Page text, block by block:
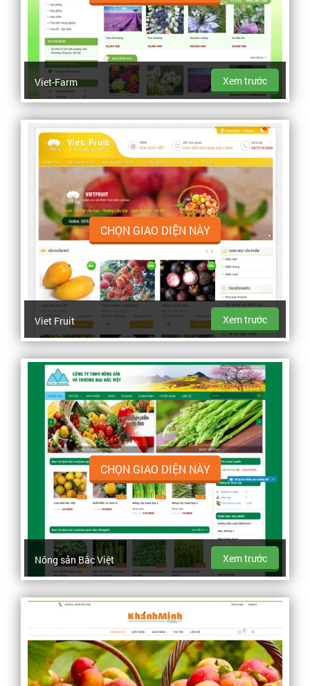
Viet-Farm Xem trước
CHỌN GIAO DIỆN NÀY
Viet Fruit Xem trước
CHỌN GIAO DIỆN NÀY
Nông sản Bắc Việt Xem trước